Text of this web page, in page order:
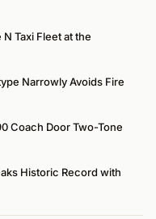
Taxi Fleet at the
Narrowly Avoids Fire
Coach Door Two-Tone
Historic Record with